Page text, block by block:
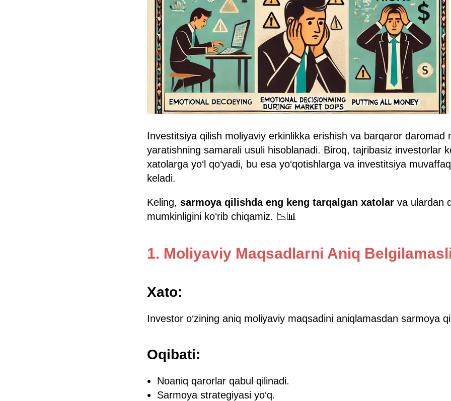
Investitsiya qilish moliyaviy erkinlikka erishish va barqaror daromad
yaratishning samarali usuli hisoblanadi. Biroq, tajribasiz investorlar
xatolarga yo‘l qo‘yadi, bu esa yo‘qotishlarga va investitsiya
keladi.
Keling, sarmoya qilishda eng keng tarqalgan xatolar va ulardan
mumkinligini ko‘rib chiqamiz. 📉📊
1. Moliyaviy Maqsadlarni Aniq
Xato:
Investor o‘zining aniq moliyaviy maqsadini aniqlamasdan sarmoya
Oqibati:
Noaniq qarorlar qabul qilinadi.
Sarmoya strategiyasi yo‘q.